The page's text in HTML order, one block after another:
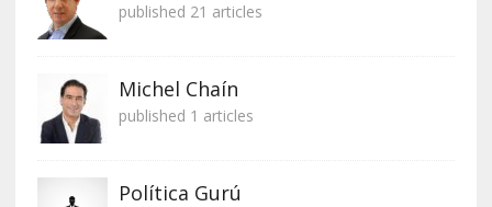
published 21 articles
Michel Chaín
published 1 articles
Política Gurú